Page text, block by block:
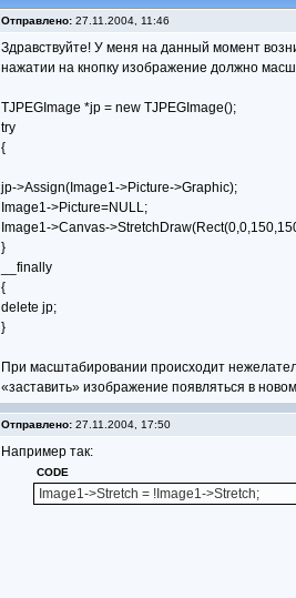
Отправлено: 27.11.2004, 11:46
Здравствуйте! У меня на данный момент
нажатии на кнопку изображение должно
TJPEGImage *jp = new TJPEGImage();
try
{
jp->Assign(Image1->Picture->Graphic);
Image1->Picture=NULL;
Image1->Canvas-
}
__finally
{
delete jp;
}
При масштабировании происходит
«заставить» изображение появляться в
Отправлено: 27.11.2004, 17:50
Например так:
CODE
Image1->Stretch = !Image1->Stretch;